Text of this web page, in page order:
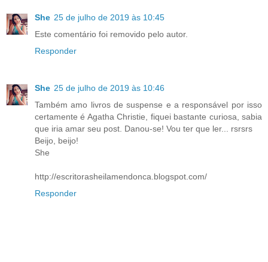
She 25 de julho de 2019 às 10:45
Este comentário foi removido pelo autor.
Responder
She 25 de julho de 2019 às 10:46
Também amo livros de suspense e a responsável por isso
certamente é Agatha Christie, fiquei bastante curiosa, sabia
que iria amar seu post. Danou-se! Vou ter que ler... rsrsrs
Beijo, beijo!
She
http://escritorasheilamendonca.blogspot.com/
Responder